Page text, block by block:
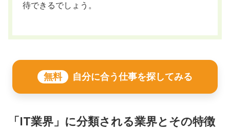
待できるでしょう。
無料 自分に合う仕事を探してみる
「IT業界」に分類される業界とその特徴